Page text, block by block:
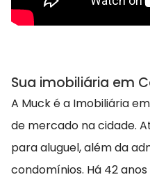
Sua imobiliária em
A Muck é a Imobiliária
de mercado na cidade.
para aluguel, além da
condomínios. Há 42